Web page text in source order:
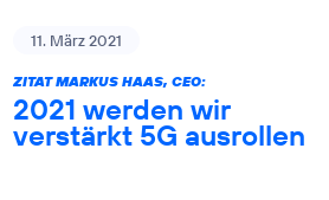
11. März 2021
ZITAT MARKUS HAAS, CEO:
2021 werden wir
verstärkt 5G ausrollen